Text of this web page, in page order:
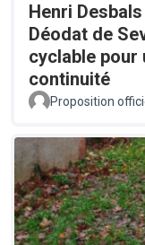
Henri
Déodat de
cyclable pour
continuité
Proposition